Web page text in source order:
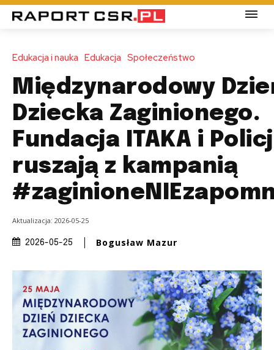
Edukacja i nauka Edukacja Społeczeństwo
Międzynarodowy
Dziecka Zaginionego.
Fundacja ITAKA i
ruszają z kampanią
Aktualizacja: 2026-05-25
2026-05-25 Bogusław Mazur